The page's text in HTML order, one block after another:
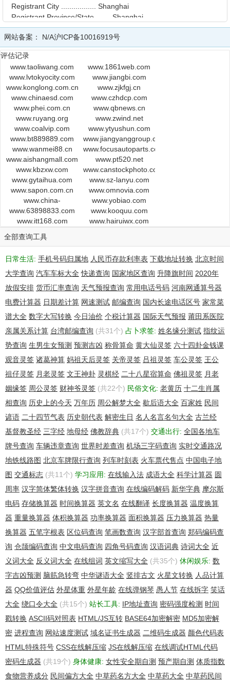
Registrant City ................. Shanghai
Registrant Province/State ....... Shanghai
Registrant Postal Code .......... 200433
Registrant Country Code ......... CN
Registrant Email ................ wakinchau@msn.com
Technical ID .................... tech
Technical Name .................. tech
Technical Organization .......... HiChina Web Solutions (Hong
Kong) Limited
Technical Address ............... 3/F., HiChina Mansion,
No.27 Gulouwai Avenue Dongcheng District,
Beijing, China
Technical City .................. Beijing
Technical Province/State ........ Beijing
Technical Postal Code ........... 100011
Technical Country Code .......... CN
Technical Email ................. domainadm@hichina.com
Administrative ID ............... admin
Administrative Name ............. admin
Administrative Organization ..... HiChina Web Solutions (Hong
Kong) Limited
Administrative Address .......... 3/F., HiChina Mansion,
Beijing, China
Administrative City ............. Beijing
Administrative Province/State ... Beijing
Administrative Postal Code ...... 100011
Administrative Country Code ..... CN
Administrative Email ............ domainadm@hichina.com
Billing ID ...................... billing
Billing Name .................... billing
Billing Organization ............ HiChina Web Solutions (Hong
Kong) Limited
Billing Address ................. 3/F., HiChina Mansion,
No.27 Gulouwai Avenue Dongcheng District,
Beijing, China
Billing City .................... Beijing
Billing Province/State .......... Beijing
Billing Postal Code ............. 100011
Billing Country Code ............ CN
Billing Email ................... domainadm@hichina.com
Expiration Date ................. 2014-03-21 15:31:54
For complete domain details go
to:http://whois.hichina.com/whois/domain/wakinchau.net
网站备案： N/A沪ICP备10016919号
评估记录
www.taoliwang.com
www.1861web.com
www.lvtokyocity.com
www.jiangbi.com
www.konglong.com.cn
www.zjkfgj.cn
www.chinaesd.com
www.czhdcp.com
www.phei.com.cn
www.qbnews.cn
www.ruyang.org
www.zwind.net
www.coalvip.com
www.ytyushun.com
www.bt889889.com
www.jiangyanggroup.com.cn
www.wanmei88.cn
www.focusautoparts.com
www.aishangmall.com
www.pt520.net
www.kbzxw.com
www.canstockphoto.com
www.gytaihua.com
www.sz-lanyu.com
www.sapon.com.cn
www.omnovia.com
www.china-
robotics.com
www.yobiao.com
www.63898833.com
www.kooquu.com
www.itt168.com
www.hairuiwx.com
全部查询工具
日常生活: 手机号码归属地 人民币存款利率表 下载地址转换 北京时间
大学查询 汽车车标大全 快递查询 国家地区查询 升降旗时间 2020年
放假安排 货币汇率查询 天气预报查询 常用电话号码 河南网通算号器
电费计算器 日期差计算 网速测试 邮编查询 国内长途电话区号 家常菜
谱大全 数字大写转换 今日油价 个税计算器 国际天气预报 莆田系医院
亲属关系计算 台湾邮编查询 (共31个) 占卜求签: 姓名缘分测试 指纹运
势查询 生男生女预测 预测吉凶 称骨算命 黄大仙灵签 六十四卦金钱课
观音灵签 诸葛神算 妈祖天后灵签 关帝灵签 吕祖灵签 车公灵签 王公
祖仔灵签 月老灵签 文王神卦 灵棋经 二十八星宿算命 佛祖灵签 月老
姻缘签 周公灵签 财神爷灵签 (共22个) 民俗文化: 老黄历 十二生肖属
相查询 历史上的今天 万年历 周公解梦大全 歇后语大全 百家姓 民间
谚语 二十四节气表 历史朝代表 解密生日 名人名言名句大全 古兰经
基督教圣经 三字经 地母经 佛教辞典 (共17个) 交通出行: 全国各地车
牌号查询 车辆违章查询 世界时差查询 机场三字码查询 实时交通路况
地铁线路图 北京车牌限行查询 列车时刻表 火车票代售点 中国电子地
图 交通标志 (共11个) 学习应用: 在线输入法 成语大全 科学计算器 圆
周率 汉字简体繁体转换 汉字拼音查询 在线编码解码 新华字典 摩尔斯
电码 存储换算器 时间换算器 英文名 在线翻译 长度换算器 温度换算
器 重量换算器 体积换算器 功率换算器 面积换算器 压力换算器 热量
换算器 五笔字根表 区位码查询 笔画数查询 汉字部首查询 郑码编码查
询 仓颉编码查询 中文电码查询 四角号码查询 汉语词典 诗词大全 近
义词大全 反义词大全 在线组词 英文缩写大全 (共35个) 休闲娱乐: 数
字吉凶预测 脑筋急转弯 中华谜语大全 竖排古文 火星文转换 人品计算
器 QQ价值评估 外星体重 外星年龄 在线弹钢琴 愚人节 在线拆字 笑话
大全 绕口令大全 (共15个) 站长工具: IP地址查询 密码强度检测 时间
戳转换 ASCII码对照表 HTML/JS互转 BASE64加密解密 MD5加密解
密 进程查询 网站速度测试 域名证书生成器 二维码生成器 颜色代码表
HTML特殊符号 CSS在线解压缩 JS在线解压缩 在线调试HTML代码
密码生成器 (共19个) 身体健康: 女性安全期自测 预产期自测 体质指数
食物营养成分 民间偏方大全 中草药名方大全 中草药大全 中草药民间